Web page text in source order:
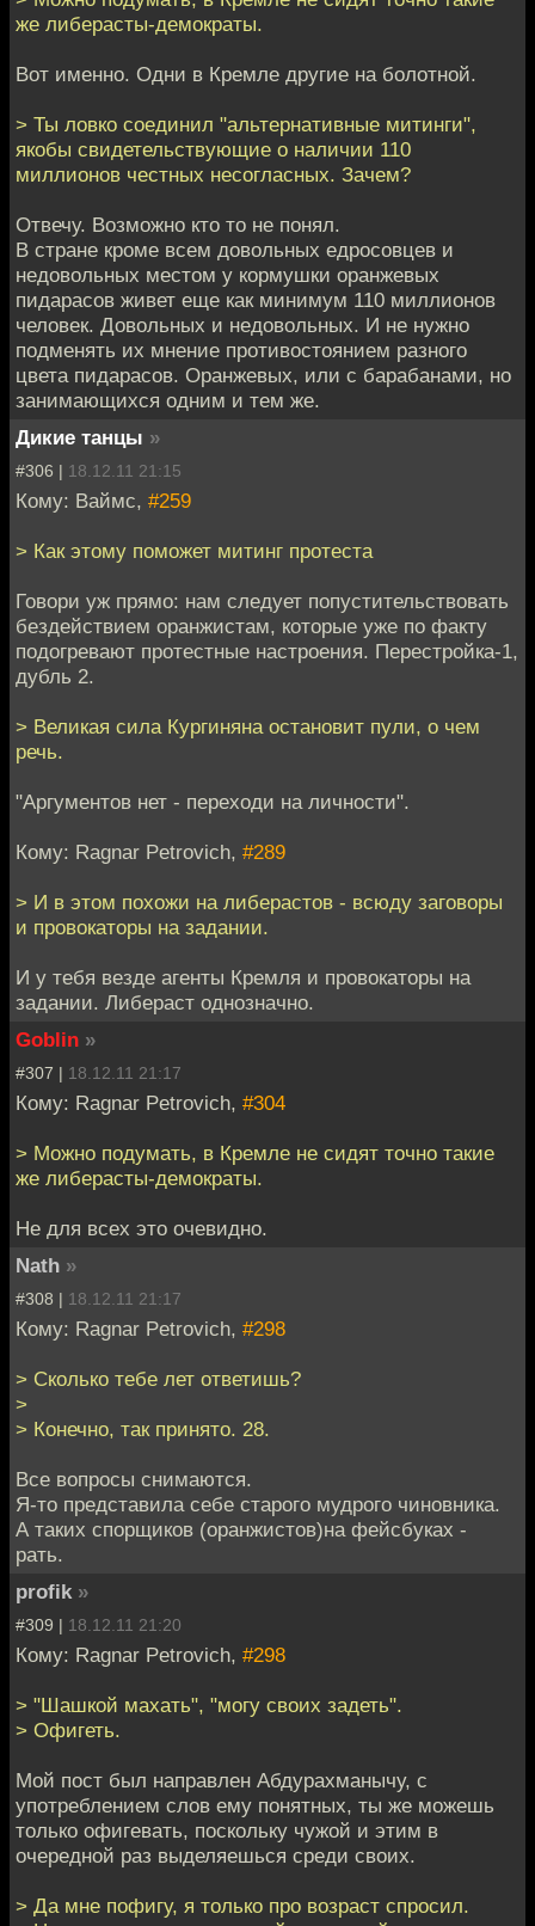
же либерасты-демократы.
Вот именно. Одни в Кремле другие на болотной.
> Ты ловко соединил "альтернативные митинги",
якобы свидетельствующие о наличии 110
миллионов честных несогласных. Зачем?
Отвечу. Возможно кто то не понял.
В стране кроме всем довольных едросовцев и
недовольных местом у кормушки оранжевых
пидарасов живет еще как минимум 110 миллионов
человек. Довольных и недовольных. И не нужно
подменять их мнение противостоянием разного
цвета пидарасов. Оранжевых, или с барабанами, но
занимающихся одним и тем же.
Дикие танцы »
#306 | 18.12.11 21:15
Кому: Ваймс, #259
> Как этому поможет митинг протеста
Говори уж прямо: нам следует попустительствовать
бездействием оранжистам, которые уже по факту
подогревают протестные настроения. Перестройка-1,
дубль 2.
> Великая сила Кургиняна остановит пули, о чем
речь.
"Аргументов нет - переходи на личности".
Кому: Ragnar Petrovich, #289
> И в этом похожи на либерастов - всюду заговоры
и провокаторы на задании.
И у тебя везде агенты Кремля и провокаторы на
задании. Либераст однозначно.
Goblin »
#307 | 18.12.11 21:17
Кому: Ragnar Petrovich, #304
> Можно подумать, в Кремле не сидят точно такие
же либерасты-демократы.
Не для всех это очевидно.
Nath »
#308 | 18.12.11 21:17
Кому: Ragnar Petrovich, #298
> Сколько тебе лет ответишь?
>
> Конечно, так принято. 28.
Все вопросы снимаются.
Я-то представила себе старого мудрого чиновника.
А таких спорщиков (оранжистов)на фейсбуках -
рать.
profik »
#309 | 18.12.11 21:20
Кому: Ragnar Petrovich, #298
> "Шашкой махать", "могу своих задеть".
> Офигеть.
Мой пост был направлен Абдурахманычу, с
употреблением слов ему понятных, ты же можешь
только офигевать, поскольку чужой и этим в
очередной раз выделяешься среди своих.
> Да мне пофигу, я только про возраст спросил.